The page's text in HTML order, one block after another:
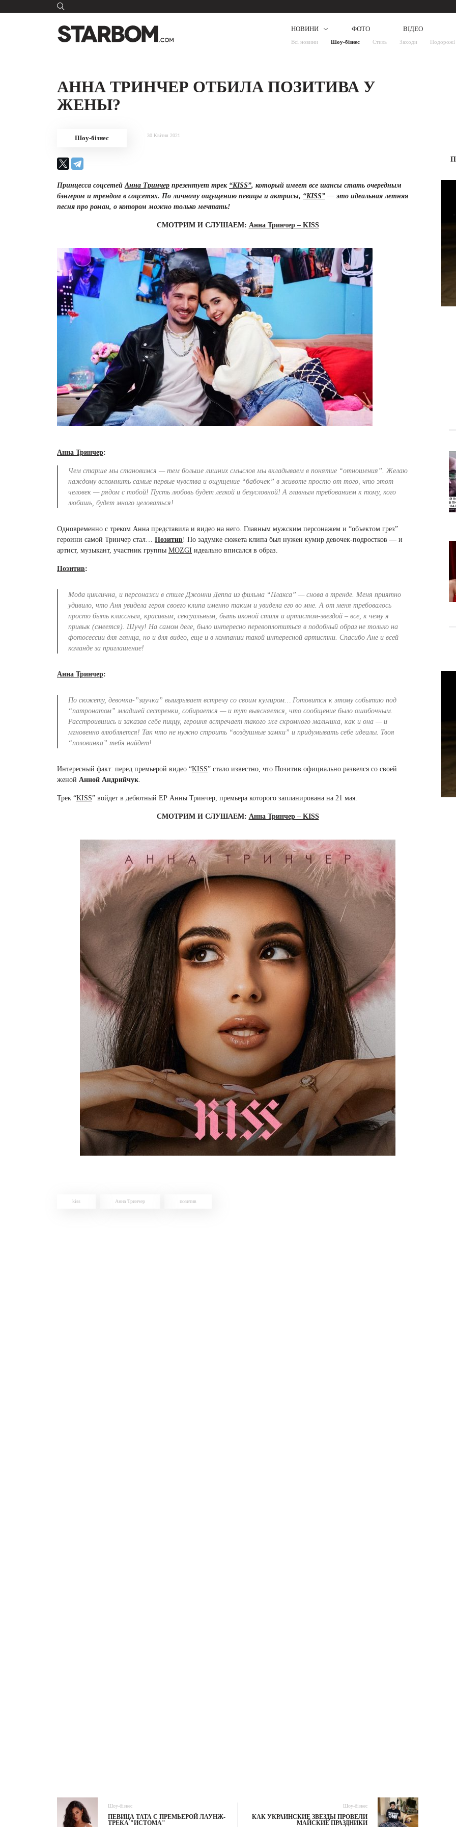
НОВИНИ
Всі новини Шоу-бізнес Стиль Заходи Подорожі
ФОТО ВІДЕО
АННА ТРИНЧЕР ОТБИЛА ПОЗИТИВА У
ЖЕНЫ?
Шоу-бізнес 30 Квітня 2021
Принцесса соцсетейАнна Тринчер презентует трек “KISS”, который имеет все шансы стать очередным
бэнгером и трендом в соцсетях. По личному ощущению певицы и актрисы, “KISS” — это идеальная летняя
песня про роман, о котором можно только мечтать!
СМОТРИМ И СЛУШАЕМ: Анна Тринчер – KISS
Анна Тринчер:
Чем старше мы становимся — тем больше лишних смыслов мы вкладываем в понятие “отношения”. Желаю
каждому вспомнить самые первые чувства и ощущение “бабочек” в животе просто от того, что этот
человек — рядом с тобой! Пусть любовь будет легкой и безусловной! А главным требованием к тому, кого
любишь, будет много целоваться!
Одновременно с треком Анна представила и видео на него. Главным мужским персонажем и “объектом грез”
героини самой Тринчер стал… Позитив! По задумке сюжета клипа был нужен кумир девочек-подростков — и
артист, музыкант, участник группы MOZGI идеально вписался в образ.
Позитив:
Мода циклична, и персонажи в стиле Джонни Деппа из фильма “Плакса” — снова в тренде. Меня приятно
удивило, что Аня увидела героя своего клипа именно таким и увидела его во мне. А от меня требовалось
просто быть классным, красивым, сексуальным, быть иконой стиля и артистом-звездой – все, к чему я
привык (смеется). Шучу! На самом деле, было интересно перевоплотиться в подобный образ не только на
фотосессии для глянца, но и для видео, еще и в компании такой интересной артистки. Спасибо Ане и всей
команде за приглашение!
Анна Тринчер:
По сюжету, девочка-”заучка” выигрывает встречу со своим кумиром… Готовится к этому событию под
“патронатом” младшей сестренки, собирается — и тут выясняется, что сообщение было ошибочным.
Расстроившись и заказав себе пиццу, героиня встречает такого же скромного мальчика, как и она — и
мгновенно влюбляется! Так что не нужно строить “воздушные замки” и придумывать себе идеалы. Твоя
“половинка” тебя найдет!
Интересный факт: перед премьерой видео “KISS” стало известно, что Позитив официально развелся со своей
женой Анной Андрийчук.
Трек “KISS” войдет в дебютный ЕР Анны Тринчер, премьера которого запланирована на 21 мая.
СМОТРИМ И СЛУШАЕМ: Анна Тринчер – KISS
kiss Анна Тринчер позитив
Шоу-бізнес
ПЕВИЦА ТАТА С ПРЕМЬЕРОЙ ЛАУНЖ-
ТРЕКА "ИСТОМА"
Шоу-бізнес
КАК УКРАИНСКИЕ ЗВЕЗДЫ ПРОВЕЛИ
МАЙСКИЕ ПРАЗДНИКИ